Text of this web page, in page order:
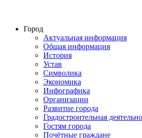
Город
Актуальная информация
Общая информация
История
Устав
Символика
Экономика
Инфографика
Организации
Развитие города
Градостроительная
Гостям города
Почётные граждане